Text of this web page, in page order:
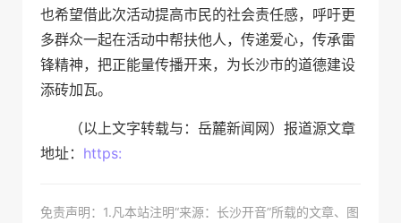
也希望借此次活动提高市民的社会责任感，呼吁更
多群众一起在活动中帮扶他人，传递爱心，传承雷
锋精神，把正能量传播开来，为长沙市的道德建设
添砖加瓦。
（以上文字转载与：岳麓新闻网）报道源文章
地址： https:
免责声明：1.凡本站注明“来源：长沙开音”所载的文章、图